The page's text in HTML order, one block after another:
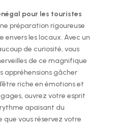
pour les touristes
préparation rigoureuse
les locaux. Avec un
de curiosité, vous
de ce magnifique
appréhensions gâcher
riche en émotions et
ouvrez votre esprit
apaisant du
que vous réservez votre